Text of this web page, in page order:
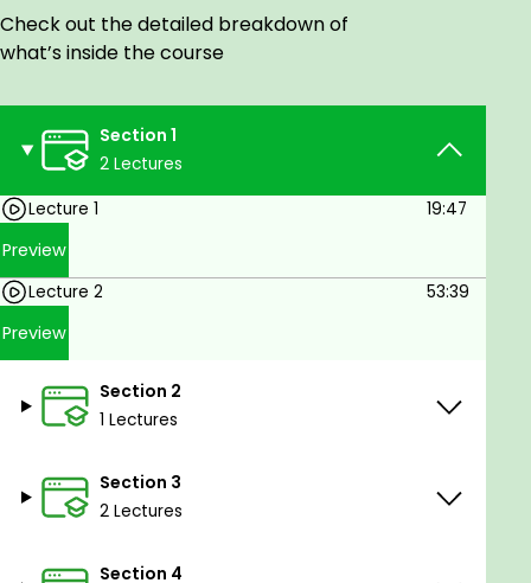
The Institute aims, through the course of the art of
dealing with databases and quick access via the
Internet, to achieve the following goals:
Providing participants with everything they need to
know about Microsoft ACCESS as a Microsoft Office
tool, it is a very useful and potentially useful
program for anyone in their future career.
Getting started with ACCESS
Head to Microsoft ACCESS
Create a simple access database
Get help with Microsoft ACCESS
Working with table data
Edit spreadsheet
Sort and filter records
Check out the detailed breakdown of
what’s inside the course
Section 1
2 Lectures
Lecture 1
19:47
Preview
Lecture 2 53:39
Preview
Section 2
1 Lectures
Section 3
2 Lectures
Section 4